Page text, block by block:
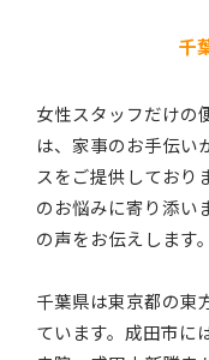
千
女性スタッフだけの
は、家事のお手伝い
スをご提供しており
のお悩みに寄り添い
の声をお伝えします。
千葉県は東京都の東
ています。成田市に